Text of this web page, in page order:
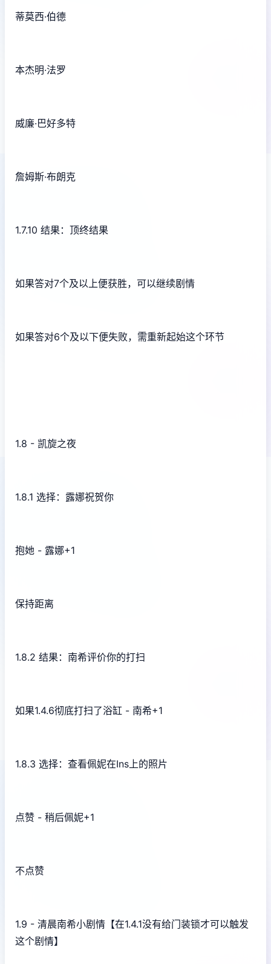
蒂莫西·伯德
本杰明·法罗
威廉·巴好多特
詹姆斯·布朗克
1.7.10 结果：顶终结果
如果答对7个及以上便获胜，可以继续剧情
如果答对6个及以下便失败，需重新起始这个环节
1.8 - 凯旋之夜
1.8.1 选择：露娜祝贺你
抱她 - 露娜+1
保持距离
1.8.2 结果：南希评价你的打扫
如果1.4.6彻底打扫了浴缸 - 南希+1
1.8.3 选择：查看佩妮在Ins上的照片
点赞 - 稍后佩妮+1
不点赞
1.9 - 清晨南希小剧情【在1.4.1没有给门装锁才可以触发
这个剧情】